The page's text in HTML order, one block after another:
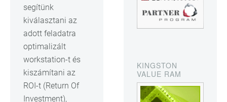
segítünk
kiválasztani az
adott feladatra
optimalizált
workstation-t és
kiszámítani az
ROI-t (Return Of
Investment),
KINGSTON
VALUE RAM